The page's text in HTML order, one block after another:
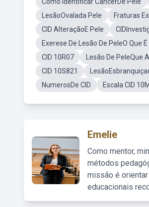
LesãoOvalada Pele
Fraturas
CID AlteraçãoE Pele
Exerese De Lesão De PeleO Que É
CID 10R07
Lesão De PeleQue
CID 10S821
NumerosDe CID
Escala CID
Emelie
Como mentor,
métodos
missão é
educacionais